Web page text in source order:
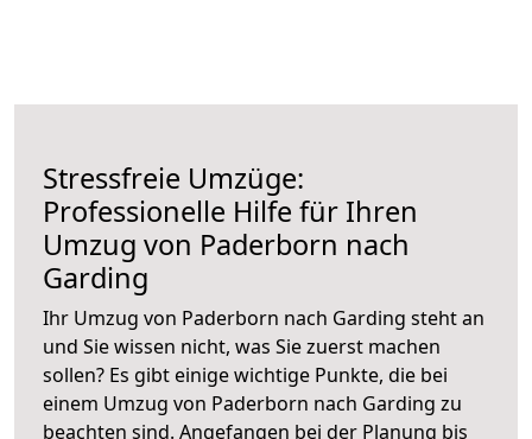
Stressfreie Umzüge:
Professionelle Hilfe für Ihren
Umzug von Paderborn nach
Garding
Ihr Umzug von Paderborn nach Garding steht an
und Sie wissen nicht, was Sie zuerst machen
sollen? Es gibt einige wichtige Punkte, die bei
einem Umzug von Paderborn nach Garding zu
beachten sind. Angefangen bei der Planung bis